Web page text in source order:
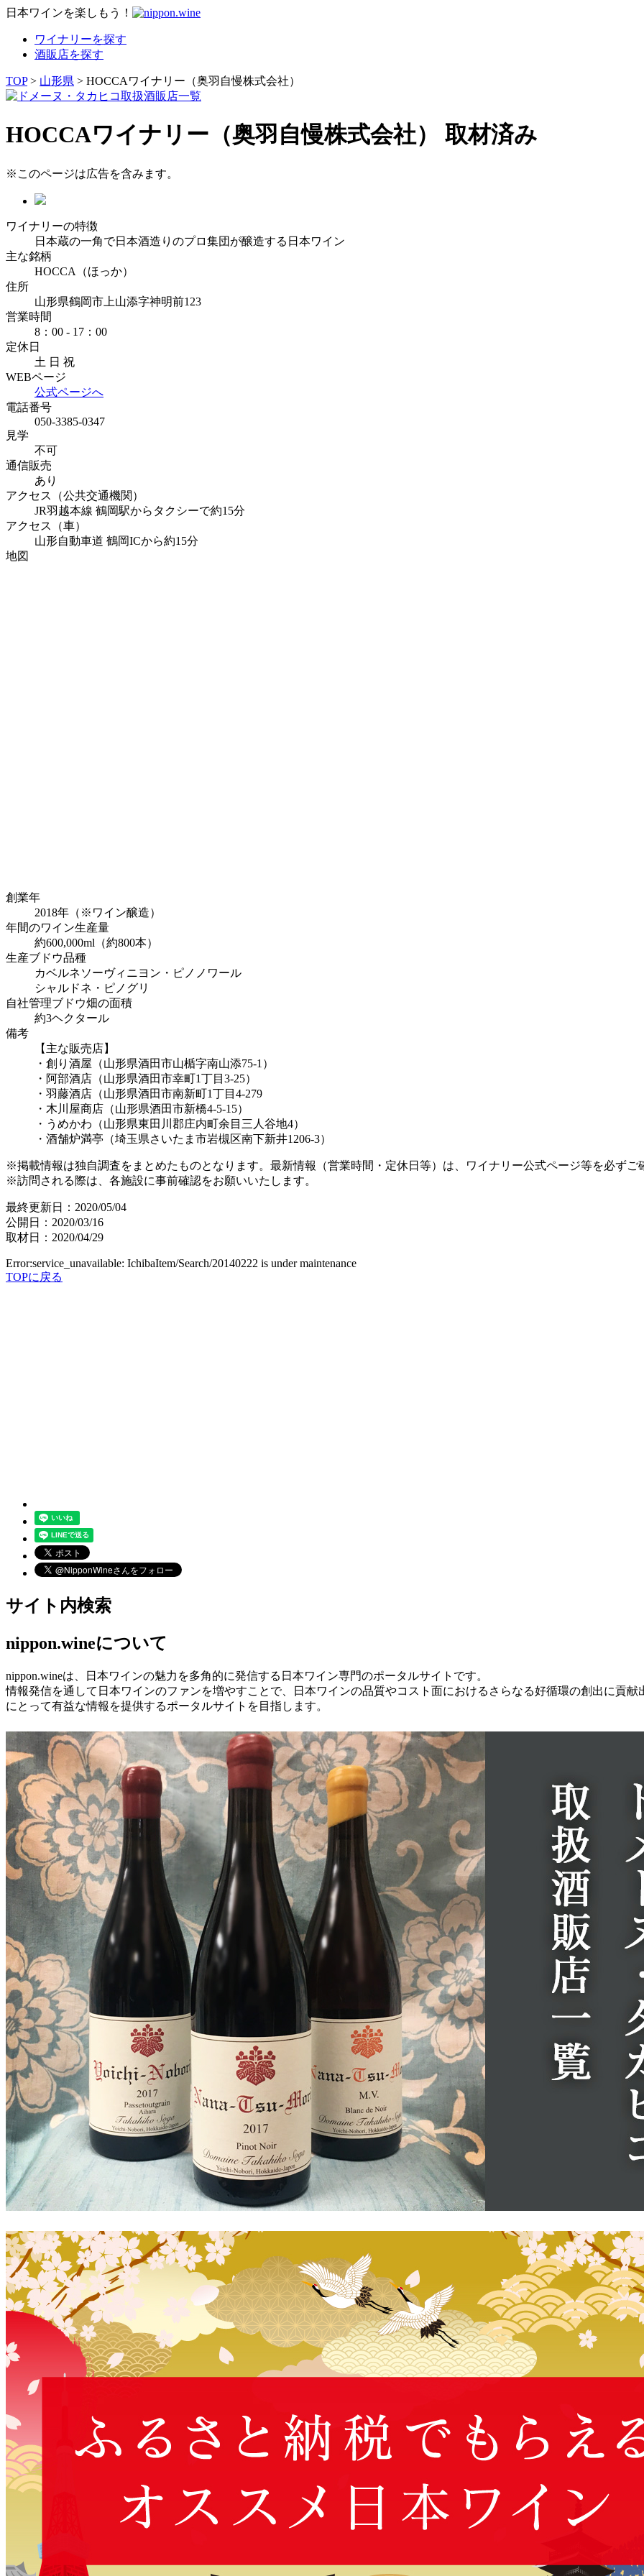
日本ワインを楽しもう！
ワイナリーを探す
酒販店を探す
TOP> 山形県 > HOCCAワイナリー（奥羽自慢株式会社）
HOCCAワイナリー（奥羽自慢株式会社） 取材済み
※このページは広告を含みます。
ワイナリーの特徴
日本蔵の一角で日本酒造りのプロ集団が醸造する日本ワイン
主な銘柄
HOCCA（ほっか）
住所
山形県鶴岡市上山添字神明前123
営業時間
8：00 - 17：00
定休日
土 日 祝
WEBページ
公式ページへ
電話番号
050-3385-0347
見学
不可
通信販売
あり
アクセス（公共交通機関）
JR羽越本線 鶴岡駅からタクシーで約15分
アクセス（車）
山形自動車道 鶴岡ICから約15分
地図
創業年
2018年（※ワイン醸造）
年間のワイン生産量
約600,000ml（約800本）
生産ブドウ品種
カベルネソーヴィニヨン・ピノノワール
シャルドネ・ピノグリ
自社管理ブドウ畑の面積
約3ヘクタール
備考
【主な販売店】
・創り酒屋（山形県酒田市山楯字南山添75-1）
・阿部酒店（山形県酒田市幸町1丁目3-25）
・羽藤酒店（山形県酒田市南新町1丁目4-279
・木川屋商店（山形県酒田市新橋4-5-15）
・うめかわ（山形県東田川郡庄内町余目三人谷地4）
・酒舗炉満亭（埼玉県さいたま市岩槻区南下新井1206-3）
※掲載情報は独自調査をまとめたものとなります。最新情報（営業時間・定休日等）は、ワイナリー公式ページ等を必ずご
※訪問される際は、各施設に事前確認をお願いいたします。
最終更新日：2020/05/04
公開日：2020/03/16
取材日：2020/04/29
Error:service_unavailable: IchibaItem/Search/20140222 is under maintenance
TOPに戻る
サイト内検索
nippon.wineについて
nippon.wineは、日本ワインの魅力を多角的に発信する日本ワイン専門のポータルサイトです。
情報発信を通して日本ワインのファンを増やすことで、日本ワインの品質やコスト面におけるさらなる好循環の創出に貢
にとって有益な情報を提供するポータルサイトを目指します。